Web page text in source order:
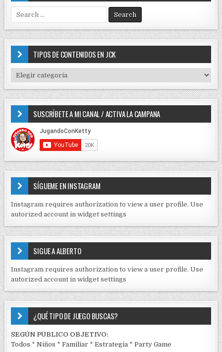
e
a
r
f
r
:
TIPOS DE CONTENIDOS EN JCK
I
P
D
E
C
O
N
T
I
D
S
E
J
C
K
SUSCRÍBETE A MI CANAL / ACTIVA LA CAMPANA
SÍGUEME EN INSTAGRAM
Instagram requires authorization to view a user profile. Use
autorized account in widget settings
SIGUE A ALBERTO
Instagram requires authorization to view a user profile. Use
autorized account in widget settings
¿QUÉ TIPO DE JUEGO BUSCAS?
SEGÚN PÚBLICO OBJETIVO:
Todos *Niños *Familiar *Estrategia *Party Game